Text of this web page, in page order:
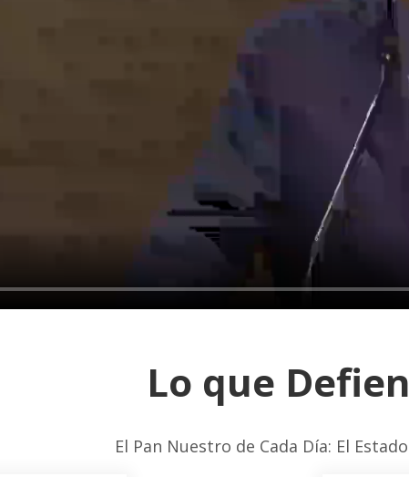
Lo que
El Pan Nuestro de Cada Día: El